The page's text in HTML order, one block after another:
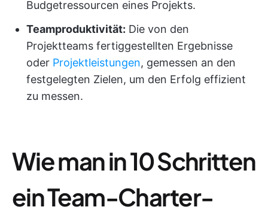
Budgetressourcen eines Projekts.
Teamproduktivität: Die von den
Projektteams fertiggestellten Ergebnisse
oder Projektleistungen, gemessen an den
festgelegten Zielen, um den Erfolg effizient
zu messen.
Wie man in 10 Schritten
ein Team-Charter-